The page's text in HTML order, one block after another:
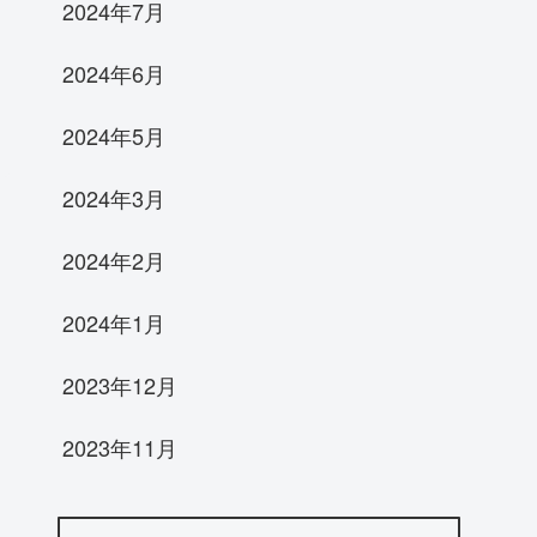
2024年7月
2024年6月
2024年5月
2024年3月
2024年2月
2024年1月
2023年12月
2023年11月